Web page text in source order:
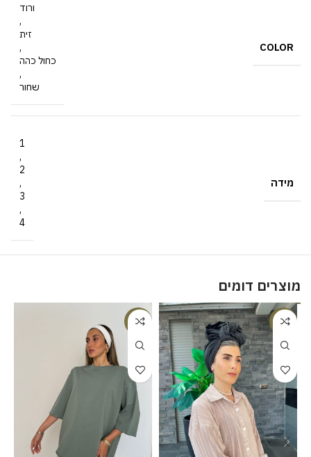
COLOR
ורוד
,
זית
,
כחול כהה
,
שחור
מידה
1
,
2
,
3
,
4
מוצרים דומים
-20%
-18%